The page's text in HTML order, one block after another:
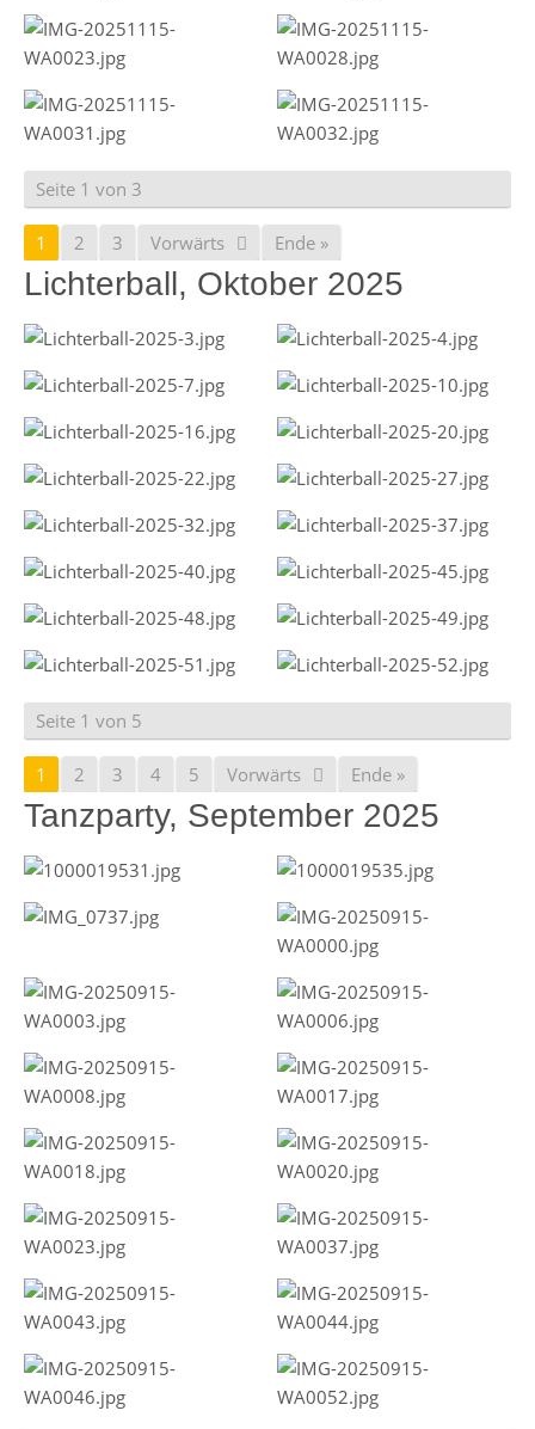
Seite 1 von 3
1 2 3 Vorwärts Ende »
Lichterball, Oktober 2025
Seite 1 von 5
1 2 3 4 5 Vorwärts Ende »
Tanzparty, September 2025